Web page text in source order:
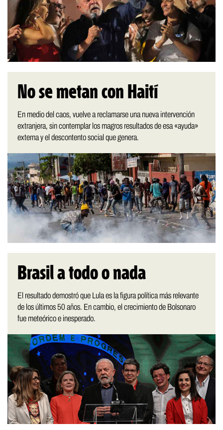
No se metan con Haití
En medio del caos, vuelve a reclamarse una nueva intervención
extranjera, sin contemplar los magros resultados de esa «ayuda»
externa y el descontento social que genera.
Brasil a todo o nada
El resultado demostró que Lula es la figura política más relevante
de los últimos 50 años. En cambio, el crecimiento de Bolsonaro
fue meteórico e inesperado.